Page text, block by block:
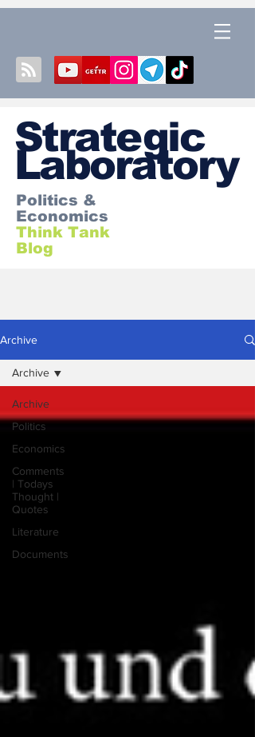
Strategic
Laboratory
Politics &
Economics
Think Tank
Blog
Archive
Archive
Politics
Economics
Comments
| Todays
Thought |
Quotes
Literature
Documents
Archive